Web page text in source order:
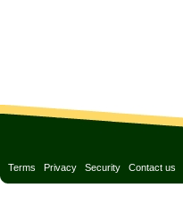
Terms Privacy Security Contact us